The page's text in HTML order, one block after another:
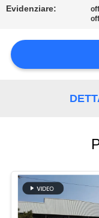
QUALITÀ
DEL
SITO
Evidenziare: